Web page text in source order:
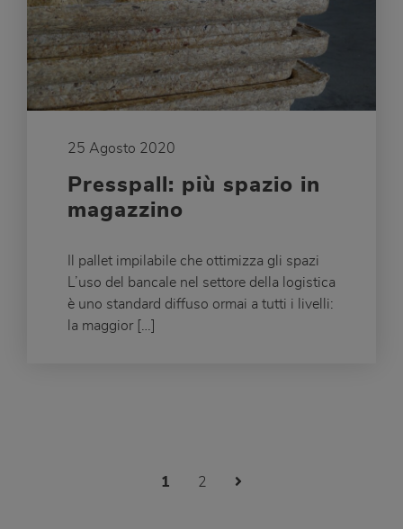
25 Agosto 2020
Presspall: più spazio in
magazzino
Il pallet impilabile che ottimizza gli spazi
L’uso del bancale nel settore della logistica
è uno standard diffuso ormai a tutti i livelli:
la maggior […]
1 2 Next Page